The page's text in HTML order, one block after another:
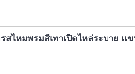
รสไหมพรมสีเทาเปิดไหล่ระบาย แ